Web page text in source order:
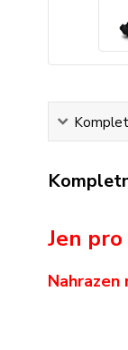
Jen pro
Nahrazen